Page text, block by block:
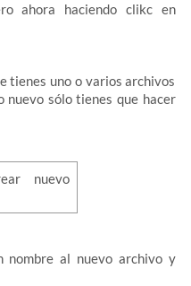
ahora haciendo clikc en
tienes uno o varios archivos
nuevo sólo tienes que hacer
nombre al nuevo archivo y